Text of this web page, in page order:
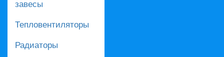
завесы
Тепловентиляторы
Радиаторы